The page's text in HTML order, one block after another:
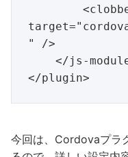
" />
今回は、Cordovaプラ